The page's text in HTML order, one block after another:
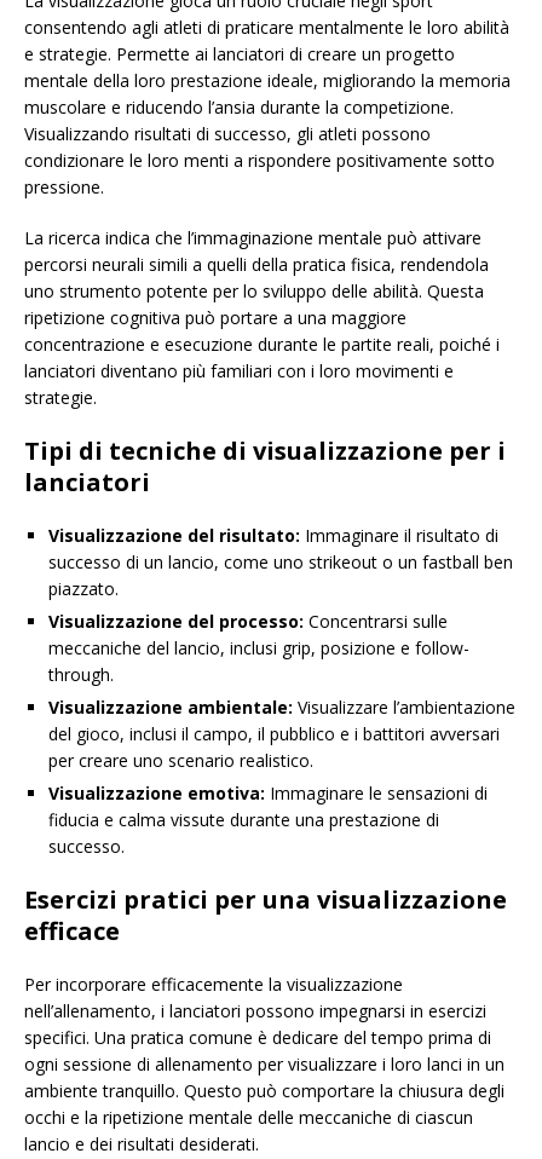
consentendo agli atleti di praticare mentalmente le loro abilità
e strategie. Permette ai lanciatori di creare un progetto
mentale della loro prestazione ideale, migliorando la memoria
muscolare e riducendo l’ansia durante la competizione.
Visualizzando risultati di successo, gli atleti possono
condizionare le loro menti a rispondere positivamente sotto
pressione.
La ricerca indica che l’immaginazione mentale può attivare
percorsi neurali simili a quelli della pratica fisica, rendendola
uno strumento potente per lo sviluppo delle abilità. Questa
ripetizione cognitiva può portare a una maggiore
concentrazione e esecuzione durante le partite reali, poiché i
lanciatori diventano più familiari con i loro movimenti e
strategie.
Tipi di tecniche di visualizzazione per i
lanciatori
Visualizzazione del risultato: Immaginare il risultato di
successo di un lancio, come uno strikeout o un fastball ben
piazzato.
Visualizzazione del processo: Concentrarsi sulle
meccaniche del lancio, inclusi grip, posizione e follow-
through.
Visualizzazione ambientale: Visualizzare l’ambientazione
del gioco, inclusi il campo, il pubblico e i battitori avversari
per creare uno scenario realistico.
Visualizzazione emotiva: Immaginare le sensazioni di
fiducia e calma vissute durante una prestazione di
successo.
Esercizi pratici per una visualizzazione
efficace
Per incorporare efficacemente la visualizzazione
nell’allenamento, i lanciatori possono impegnarsi in esercizi
specifici. Una pratica comune è dedicare del tempo prima di
ogni sessione di allenamento per visualizzare i loro lanci in un
ambiente tranquillo. Questo può comportare la chiusura degli
occhi e la ripetizione mentale delle meccaniche di ciascun
lancio e dei risultati desiderati.